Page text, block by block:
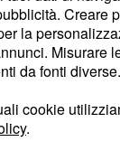
ha
e a
davanti alle
non sono
ha rilasciato
Creare
la
Misurare
da fonti
cookie
.